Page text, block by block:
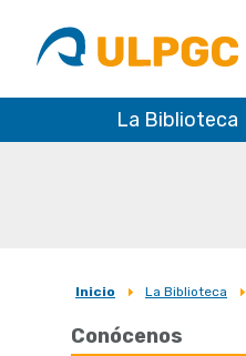
ULPGC
La Biblioteca
Sobrescribir
enlaces
Inicio La Biblioteca
Conócenos